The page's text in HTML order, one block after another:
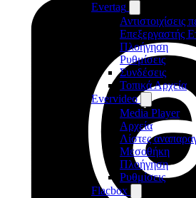
Evertag
Αντιστοιχίσεις
Επεξεργαστής
Πλοήγηση
Ρυθμίσεις
Συνδέσεις
Τοπικά Αρχεία
Evervideo
Media Player
Αρχεία
Λίστες
Μεσοθήκη
Πλοήγηση
Ρυθμίσεις
Flacbox